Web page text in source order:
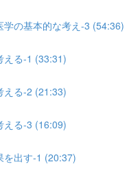
学の基本的な考え-3 (54:36)
える-1 (33:31)
える-2 (21:33)
える-3 (16:09)
を出す-1 (20:37)